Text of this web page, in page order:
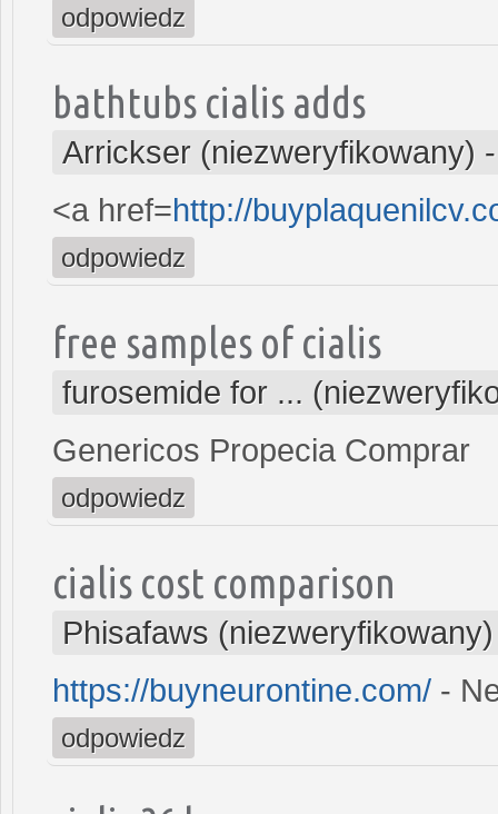
odpowiedz
bathtubs cialis adds
Arrickser (niezweryfikowany)
<a href=http://
odpowiedz
free samples of cialis
furosemide for ...
Genericos Propecia Comprar
odpowiedz
cialis cost comparison
Phisafaws (niezweryfikowany)
https://buyneurontine.com/ -
odpowiedz